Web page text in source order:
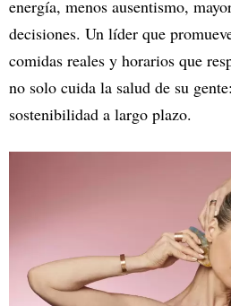
energía, menos ausentismo,
decisiones. Un líder que
comidas reales y horarios que
no solo cuida la salud de su
sostenibilidad a largo plazo.